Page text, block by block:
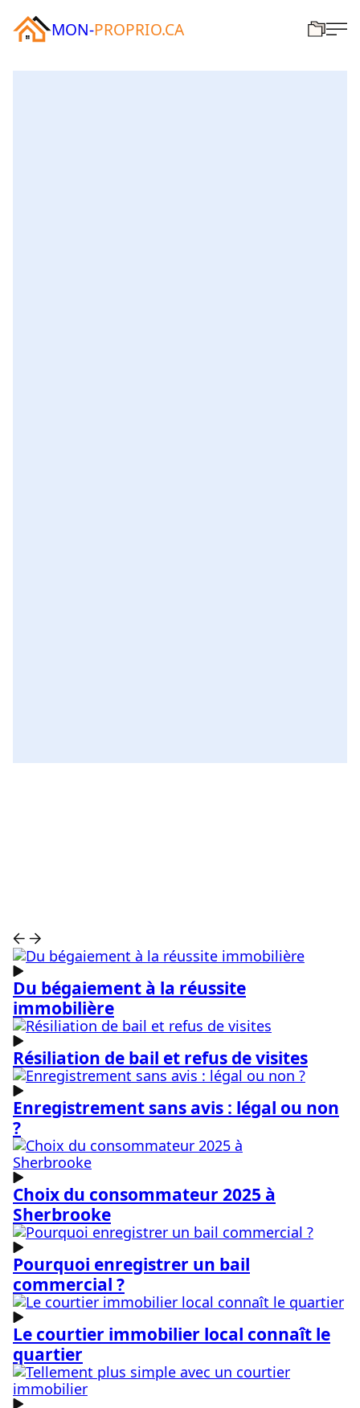
MON-PROPRIO.CA
Du bégaiement à la réussite
immobilière
Résiliation de bail et refus de visites
Enregistrement sans avis : légal ou non
?
Choix du consommateur 2025 à
Sherbrooke
Pourquoi enregistrer un bail
commercial ?
Le courtier immobilier local connaît le
quartier